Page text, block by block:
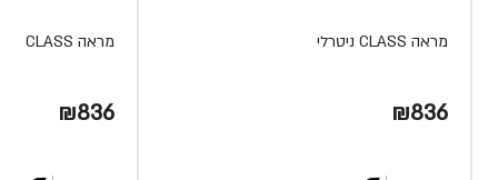
מראה CLASS ניטרלי
₪836
מראה CLASS שחור
₪836